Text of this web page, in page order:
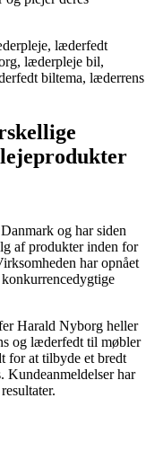
læderfedt
læderpleje bil,
biltema, læderrens
og har siden
af produkter inden for
har opnået
Harald Nyborg heller
og læderfedt til møbler
for at tilbyde et bredt
Kundeanmeldelser har